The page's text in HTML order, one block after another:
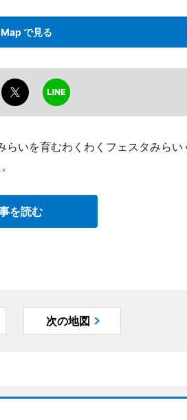
で見る
いを育むわくわくフェスタみらい
を読む
次の地図